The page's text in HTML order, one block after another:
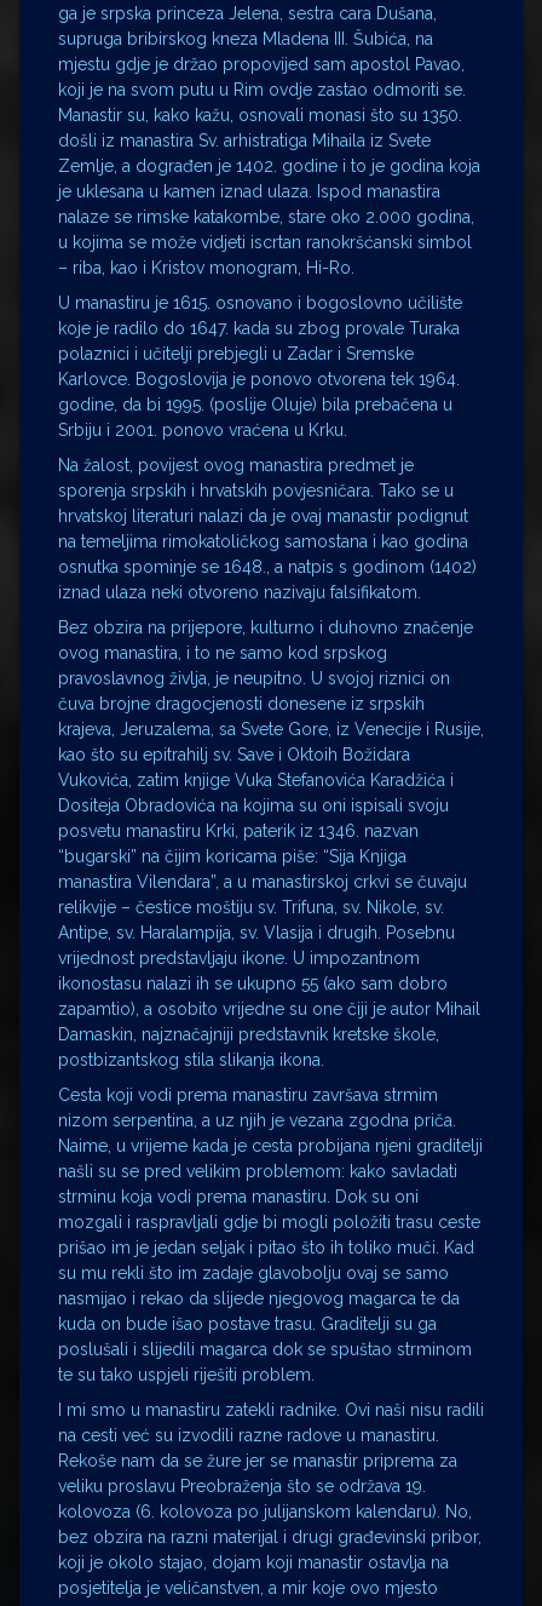
ga je srpska princeza Jelena, sestra cara Dušana,
supruga bribirskog kneza Mladena III. Šubića, na
mjestu gdje je držao propovijed sam apostol Pavao,
koji je na svom putu u Rim ovdje zastao odmoriti se.
Manastir su, kako kažu, osnovali monasi što su 1350.
došli iz manastira Sv. arhistratiga Mihaila iz Svete
Zemlje, a dograđen je 1402. godine i to je godina koja
je uklesana u kamen iznad ulaza. Ispod manastira
nalaze se rimske katakombe, stare oko 2.000 godina,
u kojima se može vidjeti iscrtan ranokršćanski simbol
– riba, kao i Kristov monogram, Hi-Ro.
U manastiru je 1615. osnovano i bogoslovno učilište
koje je radilo do 1647. kada su zbog provale Turaka
polaznici i učitelji prebjegli u Zadar i Sremske
Karlovce. Bogoslovija je ponovo otvorena tek 1964.
godine, da bi 1995. (poslije Oluje) bila prebačena u
Srbiju i 2001. ponovo vraćena u Krku.
Na žalost, povijest ovog manastira predmet je
sporenja srpskih i hrvatskih povjesničara. Tako se u
hrvatskoj literaturi nalazi da je ovaj manastir podignut
na temeljima rimokatoličkog samostana i kao godina
osnutka spominje se 1648., a natpis s godinom (1402)
iznad ulaza neki otvoreno nazivaju falsifikatom.
Bez obzira na prijepore, kulturno i duhovno značenje
ovog manastira, i to ne samo kod srpskog
pravoslavnog življa, je neupitno. U svojoj riznici on
čuva brojne dragocjenosti donesene iz srpskih
krajeva, Jeruzalema, sa Svete Gore, iz Venecije i Rusije,
kao što su epitrahilj sv. Save i Oktoih Božidara
Vukovića, zatim knjige Vuka Stefanovića Karadžića i
Dositeja Obradovića na kojima su oni ispisali svoju
posvetu manastiru Krki, paterik iz 1346. nazvan
“bugarski” na čijim koricama piše: “Sija Knjiga
manastira Vilendara”, a u manastirskoj crkvi se čuvaju
relikvije – čestice moštiju sv. Trifuna, sv. Nikole, sv.
Antipe, sv. Haralampija, sv. Vlasija i drugih. Posebnu
vrijednost predstavljaju ikone. U impozantnom
ikonostasu nalazi ih se ukupno 55 (ako sam dobro
zapamtio), a osobito vrijedne su one čiji je autor Mihail
Damaskin, najznačajniji predstavnik kretske škole,
postbizantskog stila slikanja ikona.
Cesta koji vodi prema manastiru završava strmim
nizom serpentina, a uz njih je vezana zgodna priča.
Naime, u vrijeme kada je cesta probijana njeni graditelji
našli su se pred velikim problemom: kako savladati
strminu koja vodi prema manastiru. Dok su oni
mozgali i raspravljali gdje bi mogli položiti trasu ceste
prišao im je jedan seljak i pitao što ih toliko muči. Kad
su mu rekli što im zadaje glavobolju ovaj se samo
nasmijao i rekao da slijede njegovog magarca te da
kuda on bude išao postave trasu. Graditelji su ga
poslušali i slijedili magarca dok se spuštao strminom
te su tako uspjeli riješiti problem.
I mi smo u manastiru zatekli radnike. Ovi naši nisu radili
na cesti već su izvodili razne radove u manastiru.
Rekoše nam da se žure jer se manastir priprema za
veliku proslavu Preobraženja što se održava 19.
kolovoza (6. kolovoza po julijanskom kalendaru). No,
bez obzira na razni materijal i drugi građevinski pribor,
koji je okolo stajao, dojam koji manastir ostavlja na
posjetitelja je veličanstven, a mir koje ovo mjesto